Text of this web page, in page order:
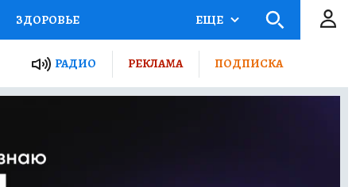
ЗДОРОВЬЕ
РОССИИ
ПУТЕВОДИТЕЛЬ
ПОТРЕБИТЕЛЯ
ЕЩЕ
РАДИО РЕКЛАМА ПОДПИСКА